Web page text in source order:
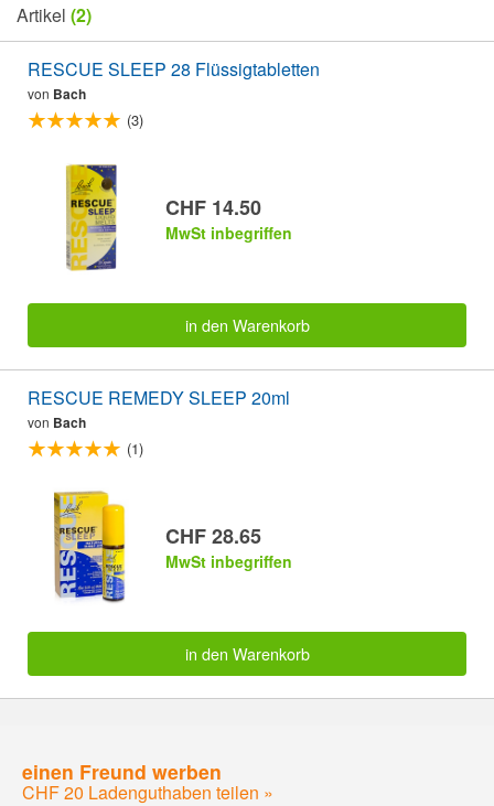
Artikel (2)
RESCUE SLEEP 28 Flüssigtabletten
von Bach
(3)
CHF 14.50
MwSt inbegriffen
in den Warenkorb
RESCUE REMEDY SLEEP 20ml
von Bach
(1)
CHF 28.65
MwSt inbegriffen
in den Warenkorb
einen Freund werben
CHF 20 Ladenguthaben teilen »